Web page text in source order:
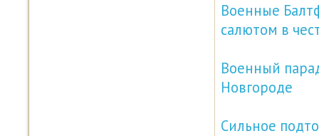
Военные
салютом в
Военный
Новгороде
Сильное